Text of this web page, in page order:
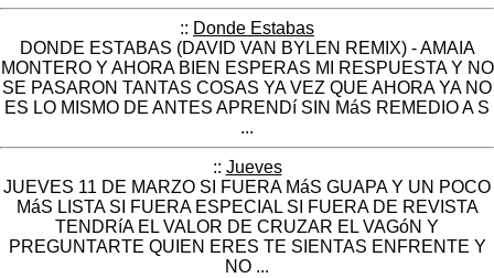
:: Donde Estabas
DONDE ESTABAS (DAVID VAN BYLEN REMIX) - AMAIA
MONTERO Y AHORA BIEN ESPERAS MI RESPUESTA Y NO
SE PASARON TANTAS COSAS YA VEZ QUE AHORA YA NO
ES LO MISMO DE ANTES APRENDí SIN MáS REMEDIO A S
...
:: Jueves
JUEVES 11 DE MARZO SI FUERA MáS GUAPA Y UN POCO
MáS LISTA SI FUERA ESPECIAL SI FUERA DE REVISTA
TENDRíA EL VALOR DE CRUZAR EL VAGóN Y
PREGUNTARTE QUIEN ERES TE SIENTAS ENFRENTE Y
NO ...